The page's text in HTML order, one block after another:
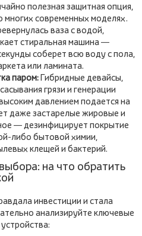
полезная защитная опция,
многих современных моделях.
ваза с водой,
стиральная машина —
соберет всю воду с пола,
или ламината.
паром:Гибридные девайсы,
грязи и генерации
давлением подается на
даже застарелые жировые и
— дезинфицирует покрытие
либо бытовой химии,
клещей и бактерий.
на что обратить
инвестиции и стала
анализируйте ключевые